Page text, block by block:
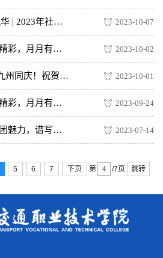
青春心向党 百团“绽”风华 | 2023年社团招新开始啦！快来挑选你心仪的社团吧！ 2023-10-07
【天天有活动，周周有精彩，月月有特色】精彩二课，青春交院，本周回顾！（附国庆活动预告） 2023-10-02
喜迎国庆 | 盛世华诞，九州同庆！祝贺伟大祖国成立74周年！ 2023-10-01
【天天有活动，周周有精彩，月月有特色】多彩二课，青春交院，新学期活动开始啦！（附第四周活动预告） 2023-09-24
社团星级评比｜演绎社团魅力，谱写青春华章 2023-07-14
5 6 7 下页 第 /7页 跳转